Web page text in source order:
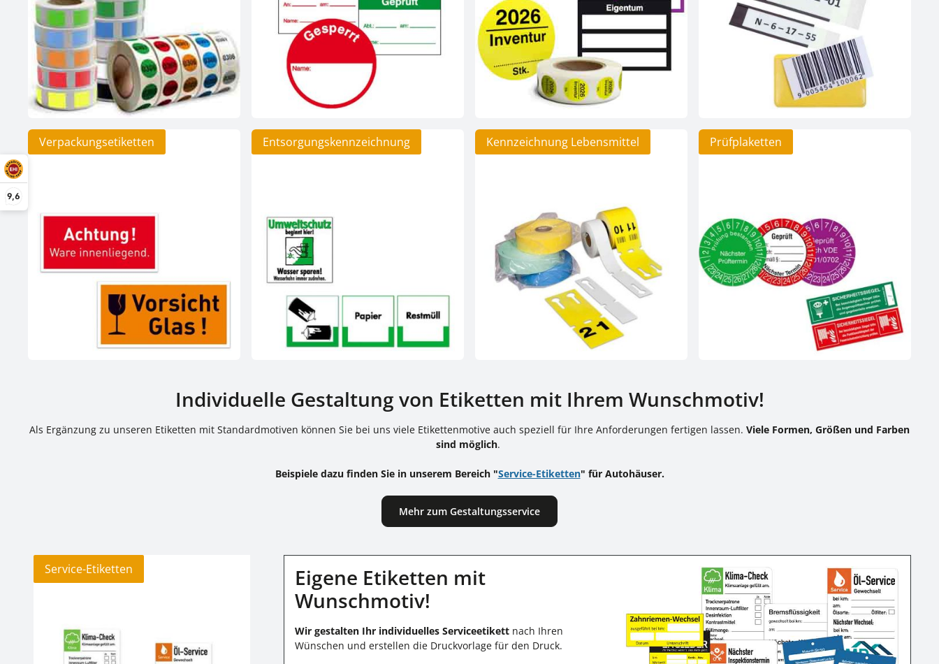
9,6
Verpackungsetiketten Entsorgungskennzeichnung Kennzeichnung Lebensmittel Prüfplaketten
Individuelle Gestaltung von Etiketten mit Ihrem Wunschmotiv!
Als Ergänzung zu unseren Etiketten mit Standardmotiven können Sie bei uns viele Etikettenmotive auch speziell für Ihre Anforderungen fertigen lassen. Viele Formen, Größen und Farben
sind möglich.
Beispiele dazu finden Sie in unserem Bereich "Service-Etiketten" für Autohäuser.
Mehr zum Gestaltungsservice
Service-Etiketten
Service-Etiketten
Eigene Etiketten mit
Wunschmotiv!
Wir gestalten Ihr individuelles Serviceetikett nach Ihren
Wünschen und erstellen die Druckvorlage für den Druck.